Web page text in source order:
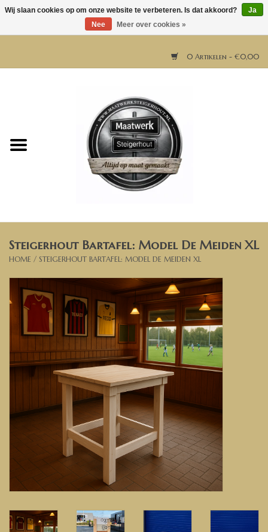
0 Artikelen - €0,00
Horeca meubels
Bartafels
Banken, stoelen &
(Bar)krukken
Hoekbanken
Plantenbakken
Hockers & Terrastafels
buy-gift-card
Zuilen & Pilaren
Blog
Steigerhout Bartafel: Model De Meiden XL
HOME / STEIGERHOUT BARTAFEL: MODEL DE MEIDEN XL
Wij slaan cookies op om onze website te verbeteren. Is dat akkoord?
Ja
Nee
Meer over cookies »